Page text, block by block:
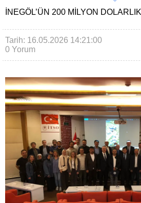
İNEGÖL’ÜN 200 MILYON
Tarih: 16.05.2026 14:21:00
0 Yorum